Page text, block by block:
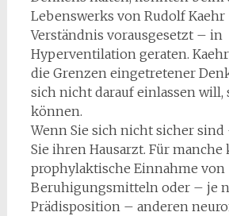
Lebenswerks von Rudolf Kaehr
Verständnis vorausgesetzt – in
Hyperventilation geraten.
die Grenzen eingetretener
sich nicht darauf einlassen will,
können.
Wenn Sie sich nicht sicher
Sie ihren Hausarzt. Für manche
prophylaktische Einnahme von
Beruhigungsmitteln oder – je
Prädisposition – anderen